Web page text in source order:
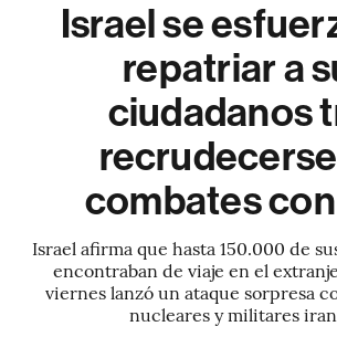
Israel se
repatriar a
ciudadanos
combates
Israel afirma que hasta 150.000 de
encontraban de viaje en el
viernes lanzó un ataque sorpresa
nucleares y militares